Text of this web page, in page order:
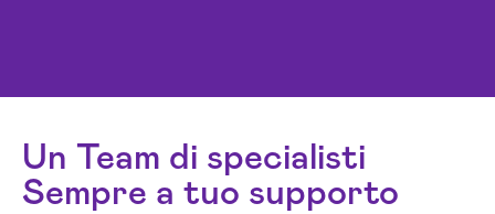
Un Team di specialisti
Sempre a tuo supporto